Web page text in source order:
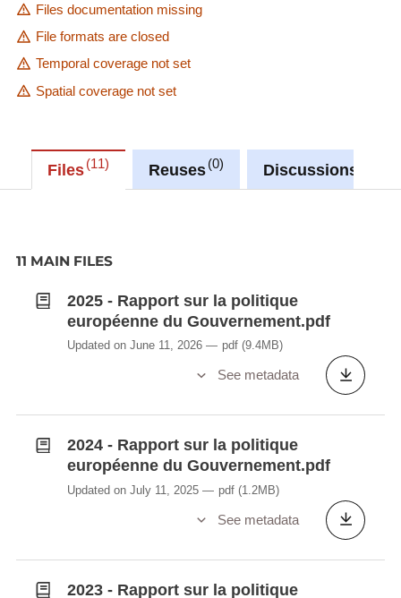
Files documentation missing
File formats are closed
Temporal coverage not set
Spatial coverage not set
Files 11 Reuses 0 Discussions
11 MAIN FILES
2025 - Rapport sur la politique
européenne du Gouvernement.pdf
Updated on June 11, 2026 pdf (9.4MB)
See metadata
2024 - Rapport sur la politique
européenne du Gouvernement.pdf
Updated on July 11, 2025 pdf (1.2MB)
See metadata
2023 - Rapport sur la politique